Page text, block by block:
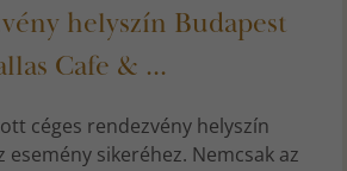
helyszín Budapest
Cafe & ...
céges rendezvény helyszín
esemény sikeréhez. Nemcsak az